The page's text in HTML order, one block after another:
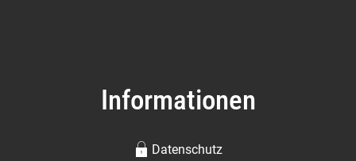
Informationen
Datenschutz